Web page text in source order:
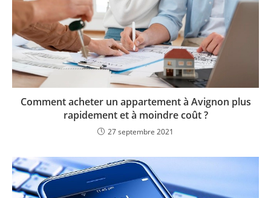
Comment acheter un appartement à Avignon plus
rapidement et à moindre coût ?
27 septembre 2021